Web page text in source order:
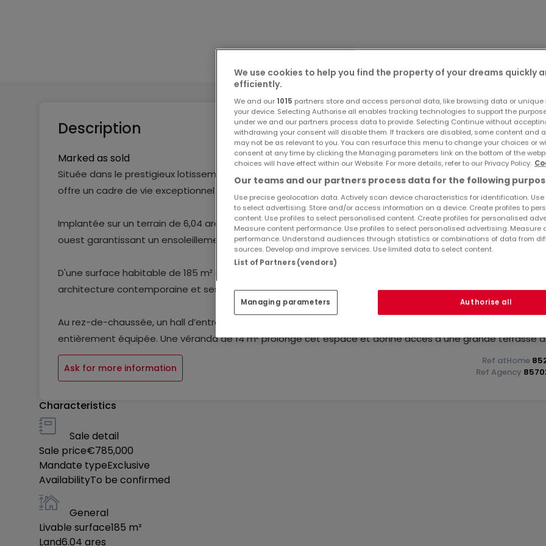
Description
Marked as sold
Située dans le prestigieux lotissement "Cité Kiämmel" à Weiswampach, cette magnifique maison
offre un cadre de vie exceptionnel alliant confort, modernité et tranquillité.
Implantée sur un terrain de 6,04 ares, elle séduit par sa vue imprenable sur la vallée et par son orientation
ouest garantissant un ensoleillement optimal tout au long de la journée.
D'une surface habitable de 185 m² répartie sur deux niveaux, cette maison lumineuse séduit par son
architecture contemporaine et ses matériaux haut de gamme.
Au rez-de-chaussée, un hall d’entrée mène à un vaste espace de vie avec cuisine ouverte de 71m²
entièrement équipée. Une véranda de 14 m² prolonge cet espace et donne accès à une grande terrasse
m², créant ainsi une transition idéale entre l'intérieur et l'extérieur. Un WC séparé complète ce niveau.
élégantes ( de respectivement 14 m², 16 m² et 18 m²) ainsi qu’une salle de douche de 5 m² et une salle de
La maison dispose également d’un garage double et de deux emplacements de parking extérieurs.
Construite en dalles de béton, elle est équipée d’une pompe à chaleur et d’un chauffage au sol au rez-de-
chaussée pour une efficacité énergétique optimale. Les sols en laminât et en carrelage, les fenêtres en PVC
avec double vitrage ainsi que les volets électriques complètent cette offre de qualité.
Ask for more information
Ref atHome
Ref Agency
Characteristics
Sale detail
Sale price€785,000
Mandate typeExclusive
AvailabilityTo be confirmed
General
Livable surface185 m²
Land6.04 ares
We use cookies to help you find the property of your dreams quickly
efficiently.
We and our 1015 partners store and access personal data, like browsing data or unique
your device. Selecting Authorise all enables tracking technologies to support the
under we and our partners process data to provide. Selecting Continue without
withdrawing your consent will disable them. If trackers are disabled, some content and
may not be as relevant to you. You can resurface this menu to change your choices or
consent at any time by clicking the Managing parameters link on the bottom of the
choices will have effect within our Website. For more details, refer to our Privacy Policy.
Our teams and our partners process data for the following
Use precise geolocation data. Actively scan device characteristics for identification.
to select advertising. Store and/or access information on a device. Create profiles to
content. Use profiles to select personalised content. Create profiles for personalised
Measure content performance. Use profiles to select personalised advertising. Measure
performance. Understand audiences through statistics or combinations of data from
sources. Develop and improve services. Use limited data to select content.
List of Partners (vendors)
Managing parameters Authorise all